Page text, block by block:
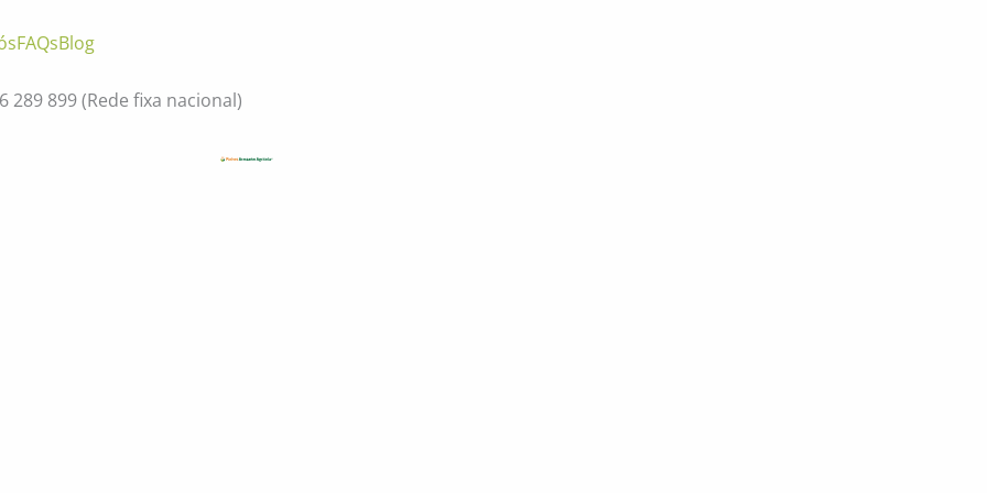
FAQsBlog
289 899(Rede fixa nacional)